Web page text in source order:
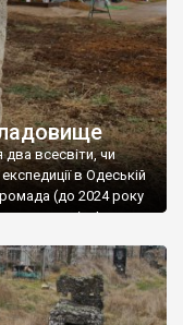
два всесвіти, чи
в Одеській
(до 2024 року
цвинтарів. І ось
хрести.